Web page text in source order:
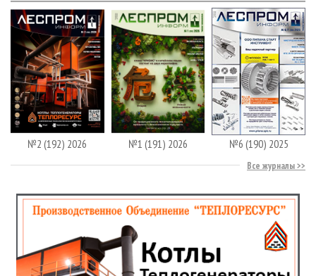
№2 (192) 2026 №1 (191) 2026 №6 (190) 2025
Все журналы